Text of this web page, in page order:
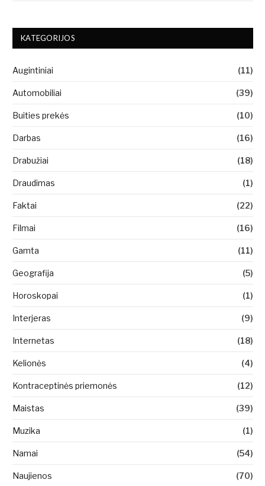
KATEGORIJOS
Augintiniai (11)
Automobiliai (39)
Buities prekės (10)
Darbas (16)
Drabužiai (18)
Draudimas (1)
Faktai (22)
Filmai (16)
Gamta (11)
Geografija (5)
Horoskopai (1)
Interjeras (9)
Internetas (18)
Kelionės (4)
Kontraceptinės priemonės (12)
Maistas (39)
Muzika (1)
Namai (54)
Naujienos (70)